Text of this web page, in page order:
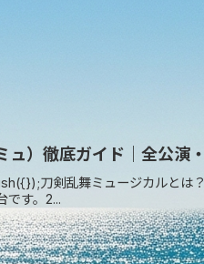
ュ）徹底ガイド｜全公演
刀剣乱舞ミュージカルとは？
です。2...